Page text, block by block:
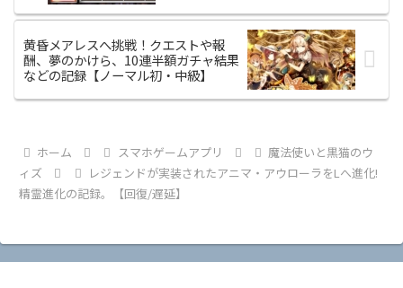
黄昏メアレスへ挑戦！クエストや報
酬、夢のかけら、10連半額ガチャ結果
などの記録【ノーマル初・中級】
ホーム スマホゲームアプリ
魔法使いと黒猫のウ
ィズ
レジェンドが実装されたアニマ・アウローラをLへ進化!
精霊進化の記録。【回復/遅延】